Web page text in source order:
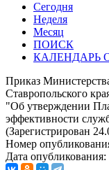
Сегодня
Неделя
Месяц
ПОИСК
КАЛЕНДАРЬ
Приказ
Ставропольского
"Об утверждении
эффективности
(Зарегистрирован
Номер
Дата опубликования: